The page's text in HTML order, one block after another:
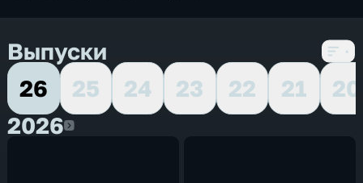
Выпуски
26
25 24 23 22 21
20
20262026